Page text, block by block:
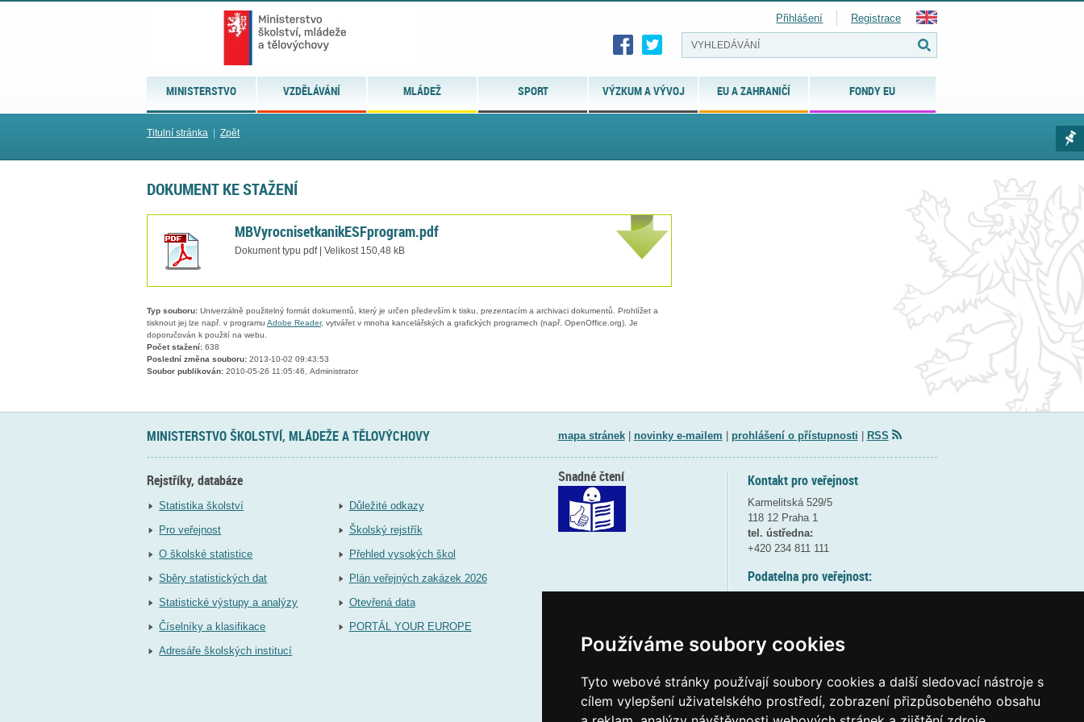
Používáme soubory cookies
Tyto webové stránky používají soubory cookies a další sledovací nástroje s
cílem vylepšení uživatelského prostředí, zobrazení přizpůsobeného obsahu
MINISTERSTVO VZDĚLÁVÁNÍ MLÁDEŽ SPORT VÝZKUM A VÝVOJ EU A ZAHRANIČÍ FONDY EU
Přihlášení Registrace
Titulní stránka Zpět
DOKUMENT KE STAŽENÍ
MBVyrocnisetkanikESFprogram.pdf
Dokument typu pdf | Velikost 150,48 kB
Typ souboru: Univerzálně použitelný formát dokumentů, který je určen především k tisku, prezentacím a archivaci dokumentů. Prohlížet a
tisknout jej lze např. v programu Adobe Reader, vytvářet v mnoha kancelářských a grafických programech (např. OpenOffice.org). Je
doporučován k použití na webu.
Počet stažení: 638
Poslední změna souboru: 2013-10-02 09:43:53
Soubor publikován: 2010-05-26 11:05:46, Administrator
MINISTERSTVO ŠKOLSTVÍ, MLÁDEŽE A TĚLOVÝCHOVY mapa stránek| novinky e-mailem prohlášení o přístupnosti RSS
Rejstříky, databáze
Statistika školství
Pro veřejnost
O školské statistice
Sběry statistických dat
Statistické výstupy a analýzy
Číselníky a klasifikace
Adresáře školských institucí
Důležité odkazy
Školský rejstřík
Přehled vysokých škol
Plán veřejných zakázek 2026
Otevřená data
PORTÁL YOUR EUROPE
Kontakt pro veřejnost
Karmelitská 529/5
118 12 Praha 1
tel. ústředna:
+420 234 811 111
Podatelna pro veřejnost:
(více informací
Elektronická podatelna:
Snadné čtení